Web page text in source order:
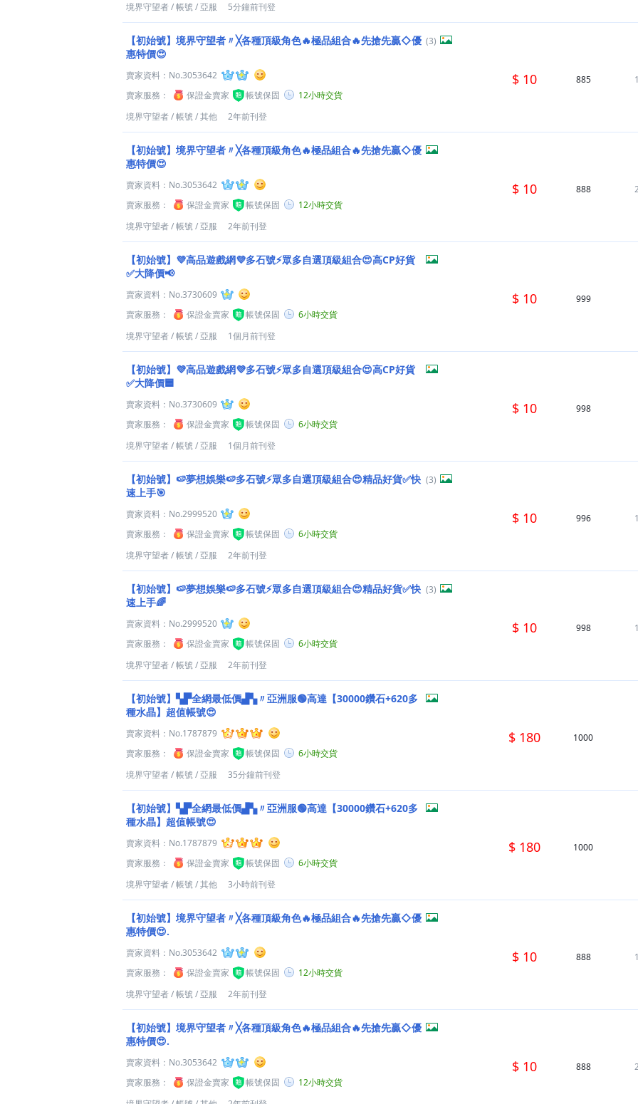
境界守望者/帳號/亞服 5分鐘前刊登
【初始號】境界守望者〃╳各種頂級角色🔥極品組合🔥先搶先贏◇優
惠特價😍
(3)
賣家資料： No.3053642
賣家服務：
保證金賣家 帳號保固
12小時交貨
境界守望者/帳號/其他 2年前刊登
$ 10 885
【初始號】境界守望者〃╳各種頂級角色🔥極品組合🔥先搶先贏◇優
惠特價😍
賣家資料： No.3053642
賣家服務：
保證金賣家 帳號保固
12小時交貨
境界守望者/帳號/亞服 2年前刊登
$ 10 888
【初始號】💜高品遊戲網💜多石號⚡眾多自選頂級組合😍高CP好貨
✅大降價📢
賣家資料： No.3730609
賣家服務：
保證金賣家 帳號保固
6小時交貨
境界守望者/帳號/亞服 1個月前刊登
$ 10 999
【初始號】💜高品遊戲網💜多石號⚡眾多自選頂級組合😍高CP好貨
✅大降價🟦
賣家資料： No.3730609
賣家服務：
保證金賣家 帳號保固
6小時交貨
境界守望者/帳號/亞服 1個月前刊登
$ 10 998
【初始號】🍉夢想娛樂🍉多石號⚡眾多自選頂級組合😍精品好貨✅快
速上手🎯
(3)
賣家資料： No.2999520
賣家服務：
保證金賣家 帳號保固
6小時交貨
境界守望者/帳號/亞服 2年前刊登
$ 10 996
【初始號】🍉夢想娛樂🍉多石號⚡眾多自選頂級組合😍精品好貨✅快
速上手🌈
(3)
賣家資料： No.2999520
賣家服務：
保證金賣家 帳號保固
6小時交貨
境界守望者/帳號/亞服 2年前刊登
$ 10 998
【初始號】▚▛全網最低價▟▚〃亞洲服🟢高達【30000鑽石+620多
種水晶】超值帳號😍
賣家資料： No.1787879
賣家服務：
保證金賣家 帳號保固
6小時交貨
境界守望者/帳號/亞服 35分鐘前刊登
$ 180 1000
【初始號】▚▛全網最低價▟▚〃亞洲服🟢高達【30000鑽石+620多
種水晶】超值帳號😍
賣家資料： No.1787879
賣家服務：
保證金賣家 帳號保固
6小時交貨
境界守望者/帳號/其他 3小時前刊登
$ 180 1000
【初始號】境界守望者〃╳各種頂級角色🔥極品組合🔥先搶先贏◇優
惠特價😍.
賣家資料： No.3053642
賣家服務：
保證金賣家 帳號保固
12小時交貨
境界守望者/帳號/亞服 2年前刊登
$ 10 888
【初始號】境界守望者〃╳各種頂級角色🔥極品組合🔥先搶先贏◇優
惠特價😍.
賣家資料： No.3053642
賣家服務：
保證金賣家 帳號保固
12小時交貨
$ 10 888